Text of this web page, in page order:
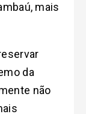
mais
da
não